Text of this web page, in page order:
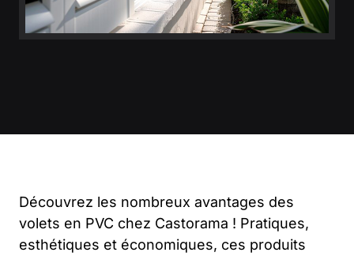
Découvrez les nombreux avantages des
volets en PVC chez Castorama ! Pratiques,
esthétiques et économiques, ces produits